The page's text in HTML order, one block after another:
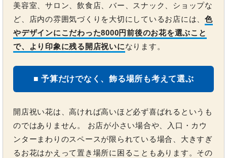
美容室、サロン、飲食店、バー、スナック、ショップな
ど、店内の雰囲気づくりを大切にしているお店には、 色
やデザインにこだわった8000円前後のお花を選ぶこと
で、より印象に残る開店祝いになります。
■ 予算だけでなく、飾る場所も考えて選ぶ
開店祝い花は、高ければ高いほど必ず喜ばれるというも
のではありません。 お店が小さい場合や、入口・カウ
ンターまわりのスペースが限られている場合、大きすぎ
るお花はかえって置き場所に困ることもあります。その